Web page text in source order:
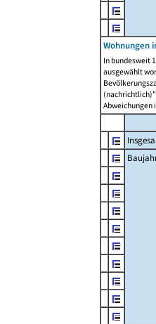
Wohnungen
In bundesweit
ausgewählt
Abweichungen